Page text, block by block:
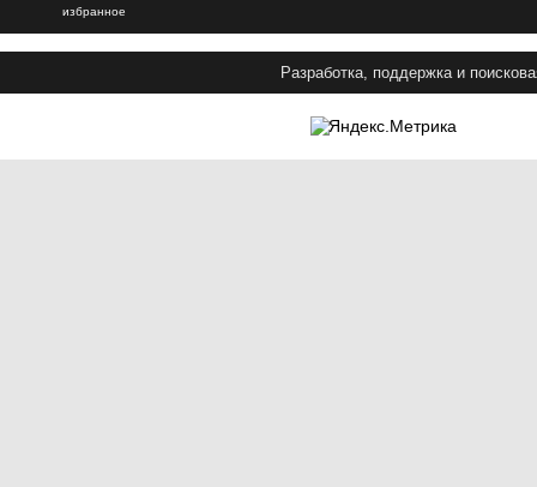
избранное
Разработка, поддержка и